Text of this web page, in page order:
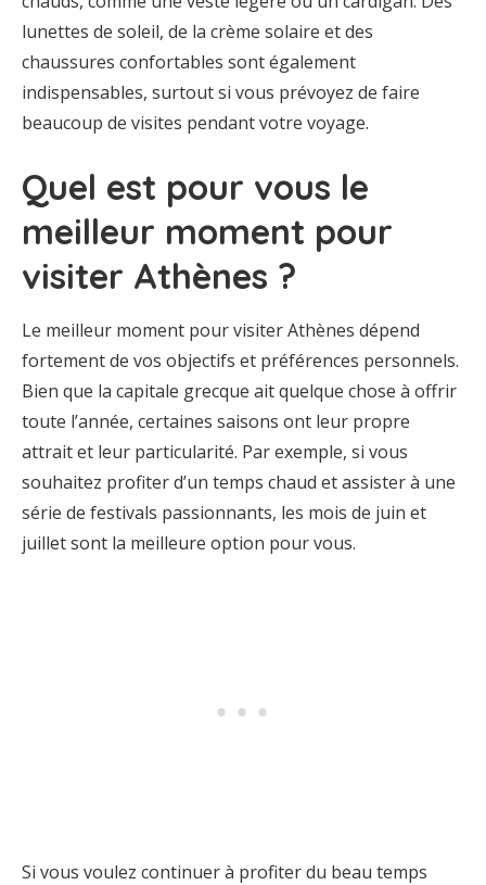
lunettes de soleil, de la crème solaire et des
chaussures confortables sont également
indispensables, surtout si vous prévoyez de faire
beaucoup de visites pendant votre voyage.
Quel est pour vous le
meilleur moment pour
visiter Athènes ?
Le meilleur moment pour visiter Athènes dépend
fortement de vos objectifs et préférences personnels.
Bien que la capitale grecque ait quelque chose à offrir
toute l’année, certaines saisons ont leur propre
attrait et leur particularité. Par exemple, si vous
souhaitez profiter d’un temps chaud et assister à une
série de festivals passionnants, les mois de juin et
juillet sont la meilleure option pour vous.
Si vous voulez continuer à profiter du beau temps